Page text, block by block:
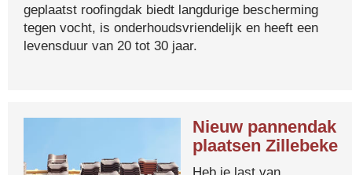
geplaatst roofingdak biedt langdurige bescherming
tegen vocht, is onderhoudsvriendelijk en heeft een
levensduur van 20 tot 30 jaar.
Nieuw pannendak
plaatsen Zillebeke
Heb je last van